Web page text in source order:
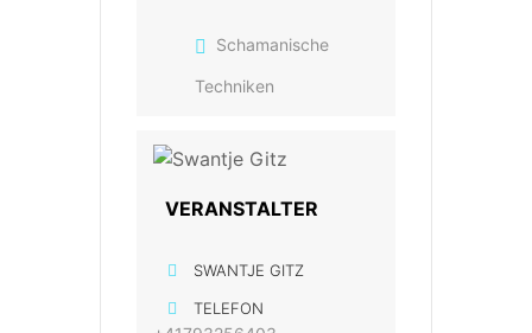
Schamanische
Techniken
VERANSTALTER
SWANTJE GITZ
TELEFON